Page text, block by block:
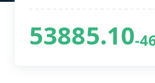
53885.10-